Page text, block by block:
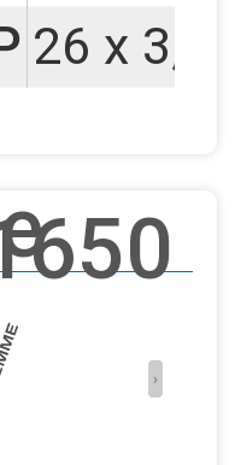
26 x 3,0
›